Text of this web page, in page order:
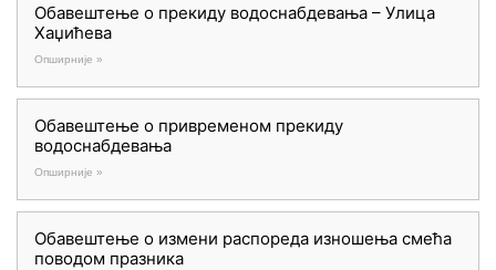
Обавештење о прекиду водоснабдевања – Улица
Хаџићева
Опширније »
Обавештење о привременом прекиду
водоснабдевања
Опширније »
Обавештење о измени распореда изношења смећа
поводом празника